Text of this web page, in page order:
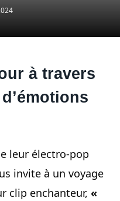
à travers
leur électro-pop
invite à un voyage
clip enchanteur, «